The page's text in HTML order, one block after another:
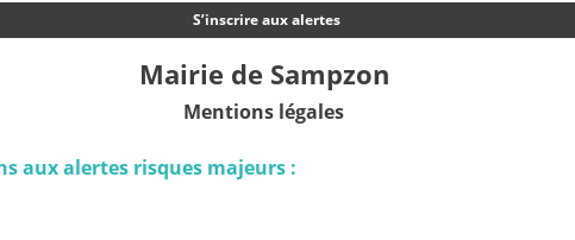
S’inscrire aux alertes
Mairie de Sampzon
Mentions légales
aux alertes risques majeurs :